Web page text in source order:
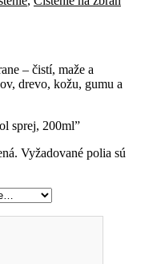
– čistí, maže a
drevo, kožu, gumu a
sprej, 200ml”
Vyžadované polia sú